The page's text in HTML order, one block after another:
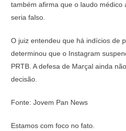
também afirma que o laudo médico
seria falso.
O juiz entendeu que há indícios de
determinou que o Instagram
PRTB. A defesa de Marçal ainda
decisão.
Fonte: Jovem Pan News
Estamos com foco no fato.